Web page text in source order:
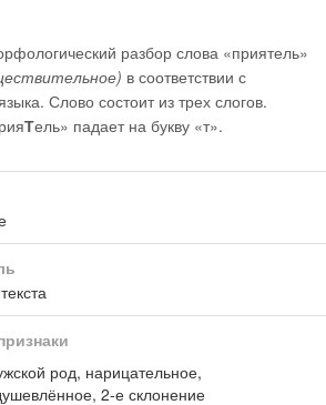
разбор слова «приятель»
в соответствии с
Слово состоит из трех слогов.
Тель» падает на букву «т».
род, нарицательное,
2-е склонение